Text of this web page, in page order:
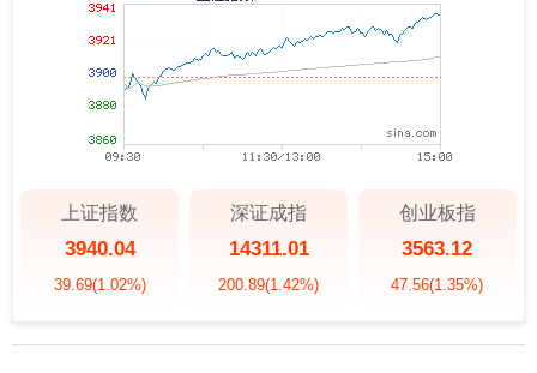
上证指数
3940.04
39.69(1.02%)
深证成指
14311.01
200.89(1.42%)
创业板指
3563.12
47.56(1.35%)